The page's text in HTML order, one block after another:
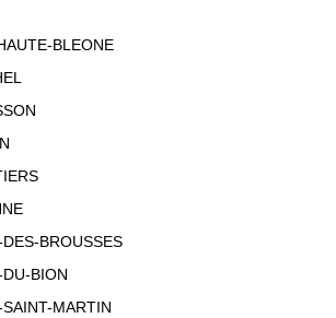
BLEONE
DES-BROUSSES
DU-BION
SAINT-MARTIN